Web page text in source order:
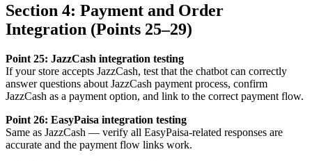
Section 4: Payment and Order
Integration (Points 25–29)
Point 25: JazzCash integration testing
If your store accepts JazzCash, test that the chatbot can correctly
answer questions about JazzCash payment process, confirm
JazzCash as a payment option, and link to the correct payment flow.
Point 26: EasyPaisa integration testing
Same as JazzCash — verify all EasyPaisa-related responses are
accurate and the payment flow links work.